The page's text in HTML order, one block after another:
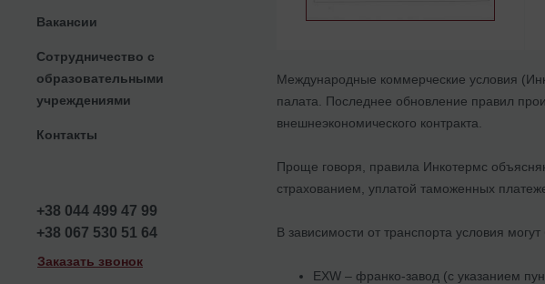
Вакансии
Сотрудничество с
образовательными
учреждениями
Контакты
+38 044 499 47 99
+38 067 530 51 64
Заказать звонок
Международные коммерческие условия
палата. Последнее обновление правил
внешнеэкономического контракта.
Проще говоря, правила Инкотермс
страхованием, уплатой таможенных
В зависимости от транспорта условия
EXW – франко-завод (с указанием